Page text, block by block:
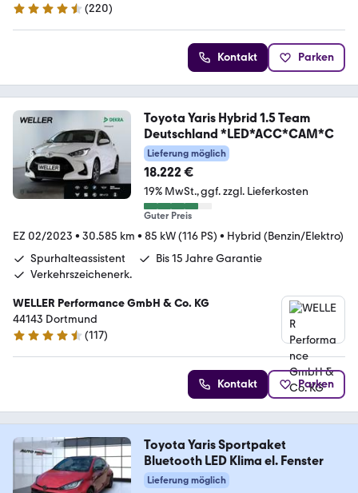
4.7 Sterne
(220)
Kontakt Parken
Toyota Yaris Hybrid 1.5 Team
Deutschland *LED*ACC*CAM*C
Lieferung möglich
18.222 €
19% MwSt. ggf. zzgl. Lieferkosten
Guter Preis
EZ 02/2023 • 30.585 km • 85 kW (116 PS) • Hybrid (Benzin/Elektro)
Spurhalteassistent
Bis 15 Jahre Garantie
Verkehrszeichenerk.
WELLER Performance GmbH & Co. KG
44143 Dortmund
4.6 Sterne
(117)
Kontakt Parken
Toyota Yaris Sportpaket
Bluetooth LED Klima el. Fenster
Lieferung möglich